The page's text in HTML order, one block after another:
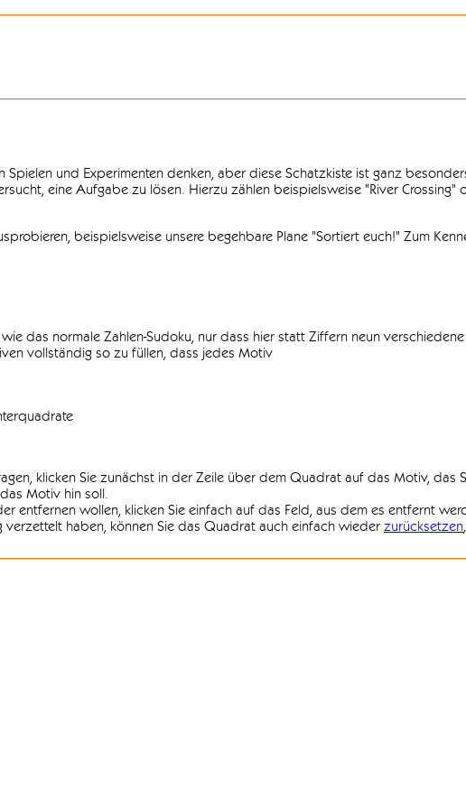
Spielen und Experimenten denken, aber diese Schatzkiste ist ganz
eine Aufgabe zu lösen. Hierzu zählen beispielsweise "River
beispielsweise unsere begehbare Plane "Sortiert euch!" Zum
das normale Zahlen-Sudoku, nur dass hier statt Ziffern neun
vollständig so zu füllen, dass jedes Motiv
klicken Sie zunächst in der Zeile über dem Quadrat auf das Motiv, das
Motiv hin soll.
entfernen wollen, klicken Sie einfach auf das Feld, aus dem es entfernt
verzettelt haben, können Sie das Quadrat auch einfach wieder zurücksetzen